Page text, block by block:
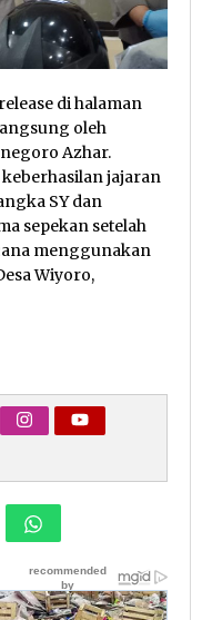
di halaman
oleh
Azhar.
jajaran
SY dan
sepekan setelah
menggunakan
Wiyoro,